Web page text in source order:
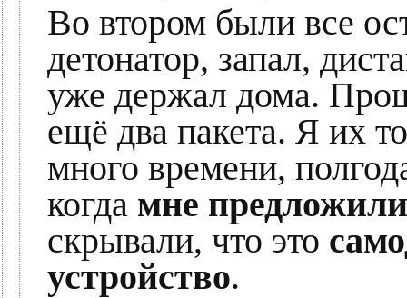
Во втором были все
детонатор, запал,
уже держал дома.
ещё два пакета. Я их
много времени,
когда мне
скрывали, что это
устройство.